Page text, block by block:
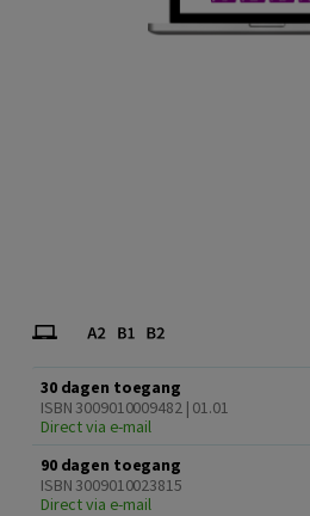
30 dagen toegang
ISBN 3009010009482 | 01.01
Direct via e-mail
90 dagen toegang
ISBN 3009010023815
Direct via e-mail